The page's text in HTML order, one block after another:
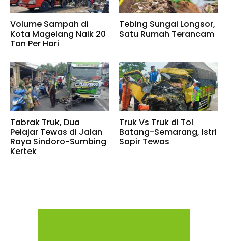
Volume Sampah di
Kota Magelang Naik 20
Ton Per Hari
Tebing Sungai Longsor,
Satu Rumah Terancam
Tabrak Truk, Dua
Pelajar Tewas di Jalan
Raya Sindoro-Sumbing
Kertek
Truk Vs Truk di Tol
Batang-Semarang, Istri
Sopir Tewas